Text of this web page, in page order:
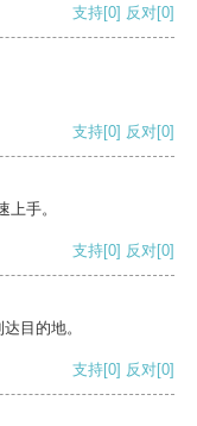
支持[0] 反对[0]
支持[0] 反对[0]
手。
支持[0] 反对[0]
目的地。
支持[0] 反对[0]